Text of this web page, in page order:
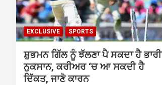
EXCLUSIVE SPORTS
ਸ਼ੁਭਮਨ ਗਿੱਲ ਨੂੰ ਝੱਲਣਾ ਪੈ ਸਕਦਾ ਹੈ ਭਾਰੀ
ਨੁਕਸਾਨ, ਕਰੀਅਰ ‘ਚ ਆ ਸਕਦੀ ਹੈ
ਦਿੱਕਤ, ਜਾਣੋ ਕਾਰਨ